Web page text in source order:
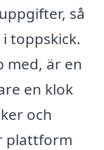
så
toppskick.
med, är en
en klok
och
plattform